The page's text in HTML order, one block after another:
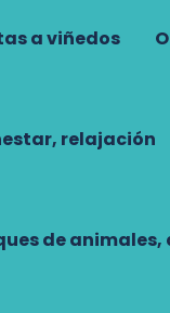
a viñedos
relajación
de